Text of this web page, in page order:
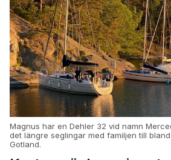
Magnus har en Dehler 32 vid namn
det längre seglingar med familjen till
Gotland.